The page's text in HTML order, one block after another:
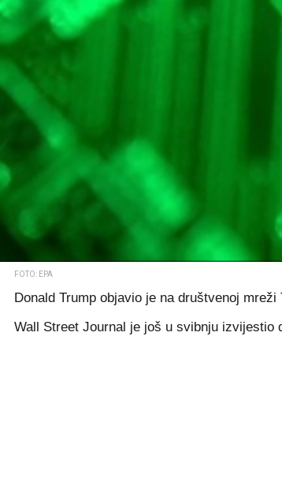
FOTO: EPA
Donald Trump objavio je na društvenoj
Wall Street Journal je još u svibnju izvijestio